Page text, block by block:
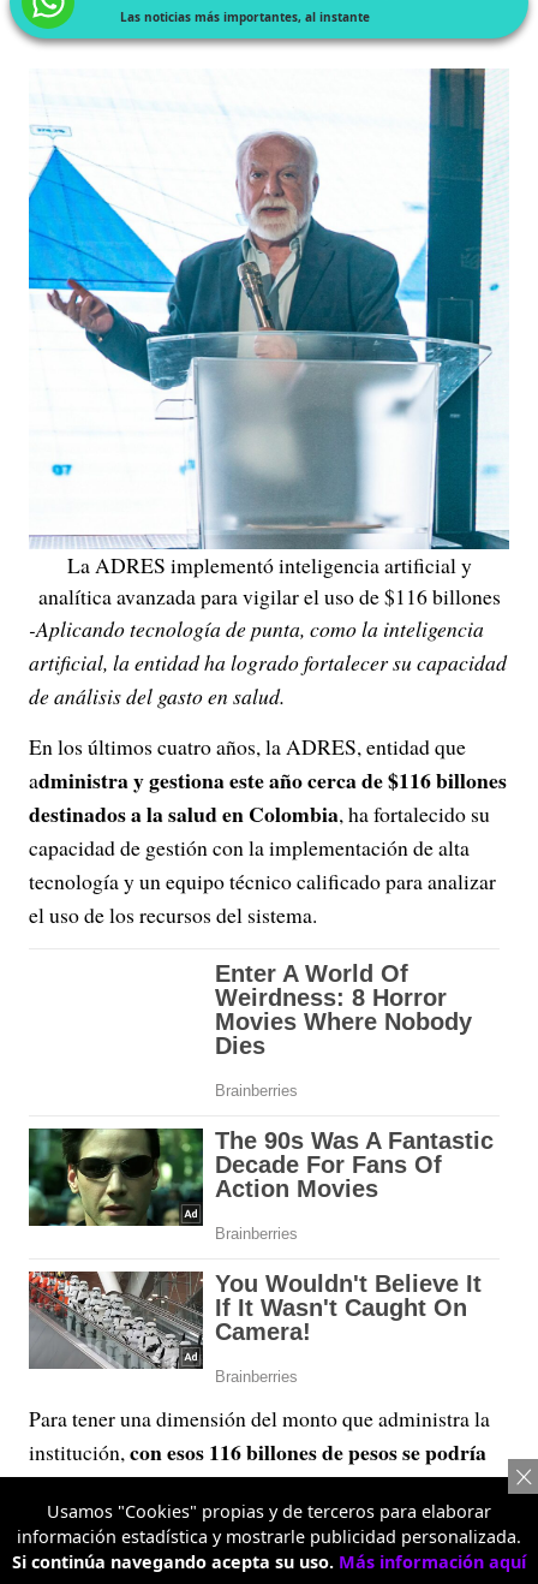
Las noticias más importantes, al instante
La ADRES implementó inteligencia artificial y
analítica avanzada para vigilar el uso de $116 billones
-Aplicando tecnología de punta, como la inteligencia
artificial, la entidad ha logrado fortalecer su capacidad
de análisis del gasto en salud.
En los últimos cuatro años, la ADRES, entidad que
administra y gestiona este año cerca de $116 billones
destinados a la salud en Colombia, ha fortalecido su
capacidad de gestión con la implementación de alta
tecnología y un equipo técnico calificado para analizar
el uso de los recursos del sistema.
Para tener una dimensión del monto que administra la
institución, con esos 116 billones de pesos se podría
construir más de cuatro veces el metro de Bogotá o
financiar 2,6 ciudades del tamaño de la capital del
país.
Usamos "Cookies" propias y de terceros para elaborar
información estadística y mostrarle publicidad personalizada.
Si continúa navegando acepta su uso. Más información aquí